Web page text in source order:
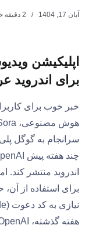
آبان 17, 1404
برای اندروید
خبر خوب برای
سرانجام به گوگل
اندروید منتشر
برای استفاده از آن،
نیازی به کد دعوت (Invite Code) نیست.